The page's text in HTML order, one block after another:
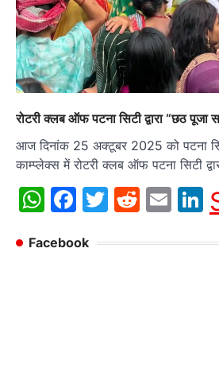
रोटरी क्लब ऑफ पटना सिटी द्वारा “छठ पूजा
आज दिनांक 25 अक्टूबर 2025 को पटना
काम्प्लेक्स में रोटरी क्लब ऑफ पटना सिटी
WhatsApp
Facebook
Twitter
Reddit
Facebook